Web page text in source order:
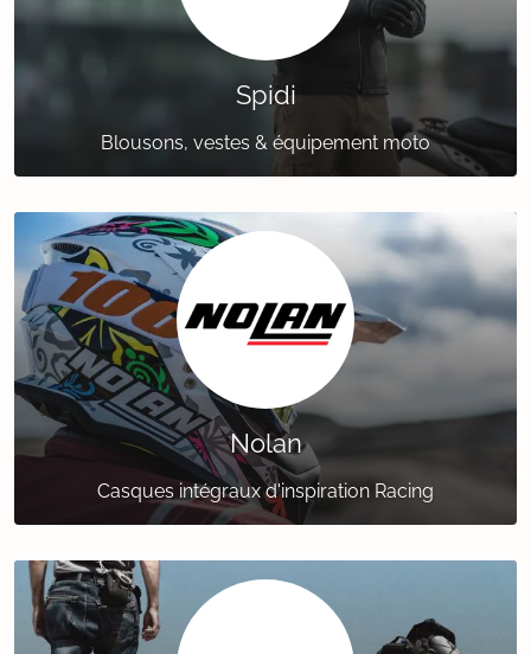
Spidi
Blousons, vestes & équipement moto
Nolan
Casques intégraux d'inspiration Racing